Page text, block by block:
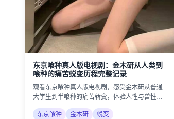
东京喰种真人版电视剧：金木研从人类到
喰种的痛苦蜕变历程完整记录
观看东京喰种真人版电视剧，感受金木研从普通
大学生到半喰种的痛苦转变，体验人性与兽性的
激烈冲突。
东京喰种
金木研 蜕变